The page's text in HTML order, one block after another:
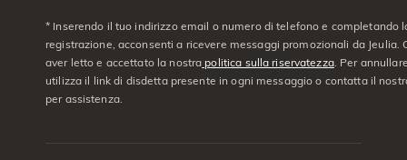
* Inserendo il tuo indirizzo email o numero di telefono e completando
registrazione, acconsenti a ricevere messaggi promozionali da Jeulia.
aver letto e accettato la nostra politica sulla riservatezza. Per
utilizza il link di disdetta presente in ogni messaggio o contatta il
per assistenza.